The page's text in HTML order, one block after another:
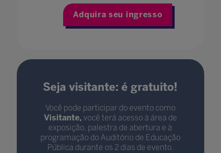
Adquira seu ingresso
Seja visitante: é gratuito!
Você pode participar do evento como
Visitante, você terá acesso à área de
exposição, palestra de abertura e à
programação do Auditório de Educação
Pública durante os 2 dias de evento.